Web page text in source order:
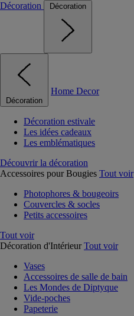
Décoration
Décoration
Décoration
Home Decor
Décoration estivale
Les idées cadeaux
Les emblématiques
Découvrir la décoration
Accessoires pour Bougies Tout voir
Photophores & bougeoirs
Couvercles & socles
Petits accessoires
Tout voir
Décoration d'Intérieur Tout voir
Vases
Accessoires de salle de bain
Les Mondes de Diptyque
Vide-poches
Papeterie